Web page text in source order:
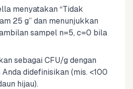
menyatakan “Tidak
25 g” dan menunjukkan
sampel n=5, c=0 bila
sebagai CFU/g dengan
Anda didefinisikan (mis. <100
hijau).